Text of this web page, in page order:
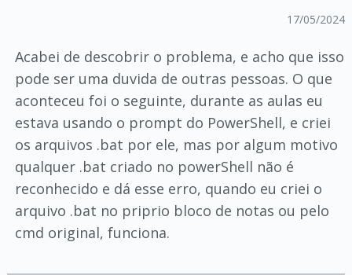
17/05/2024
Acabei de descobrir o problema, e acho que isso
pode ser uma duvida de outras pessoas. O que
aconteceu foi o seguinte, durante as aulas eu
estava usando o prompt do PowerShell, e criei
os arquivos .bat por ele, mas por algum motivo
qualquer .bat criado no powerShell não é
reconhecido e dá esse erro, quando eu criei o
arquivo .bat no priprio bloco de notas ou pelo
cmd original, funciona.